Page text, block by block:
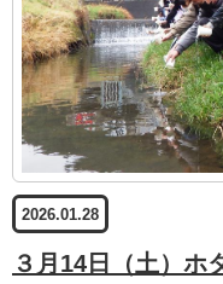
2026.01.28
３月14日（土）ホ